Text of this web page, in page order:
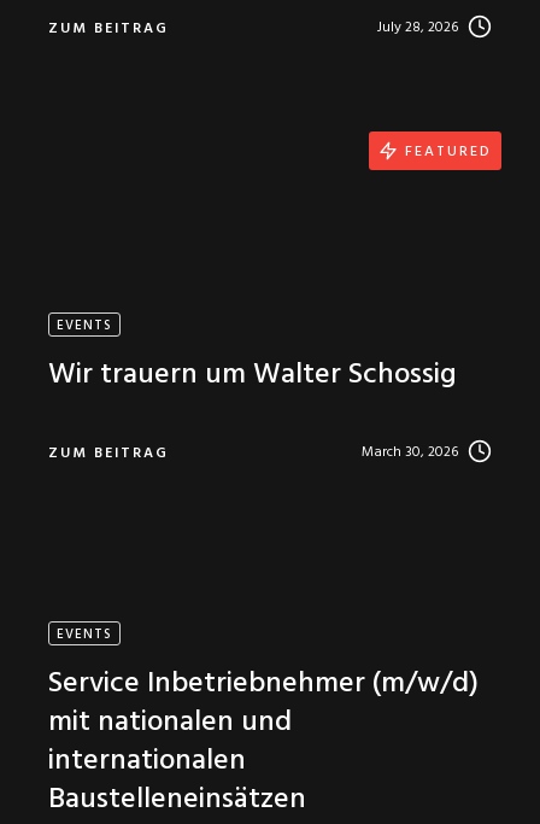
ZUM BEITRAG July 28, 2026
EVENTS
Wir trauern um Walter Schossig
ZUM BEITRAG March 30, 2026
FEATURED
EVENTS
Service Inbetriebnehmer (m/w/d)
mit nationalen und
internationalen
Baustelleneinsätzen